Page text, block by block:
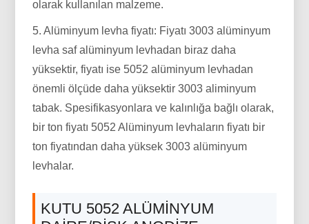
olarak kullanılan malzeme.
5. Alüminyum levha fiyatı: Fiyatı 3003 alüminyum
levha saf alüminyum levhadan biraz daha
yüksektir, fiyatı ise 5052 alüminyum levhadan
önemli ölçüde daha yüksektir 3003 aliminyum
tabak. Spesifikasyonlara ve kalınlığa bağlı olarak,
bir ton fiyatı 5052 Alüminyum levhaların fiyatı bir
ton fiyatından daha yüksek 3003 alüminyum
levhalar.
KUTU 5052 ALÜMINYUM